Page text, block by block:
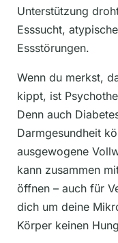
Unterstützung
Esssucht,
Essstörungen.
Wenn du merkst,
kippt, ist
Denn auch
Darmgesundheit
ausgewogene
kann zusammen
öffnen – auch für
dich um deine
Körper keinen